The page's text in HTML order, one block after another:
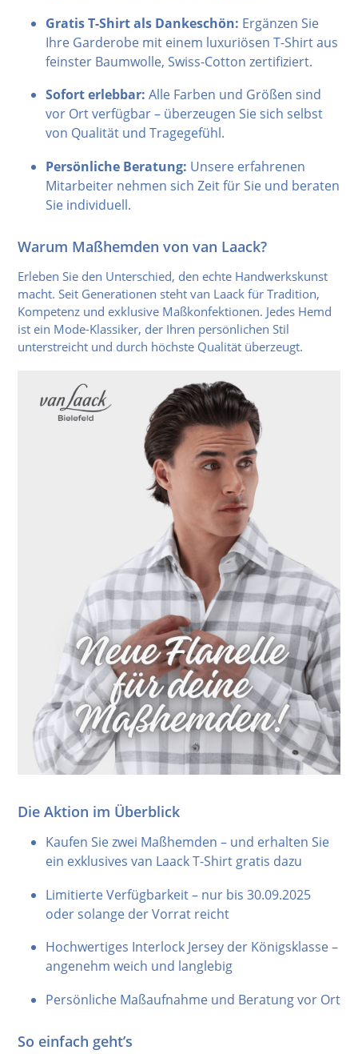
Gratis T-Shirt als Dankeschön: Ergänzen Sie
Ihre Garderobe mit einem luxuriösen T-Shirt aus
feinster Baumwolle, Swiss-Cotton zertifiziert.
Sofort erlebbar: Alle Farben und Größen sind
vor Ort verfügbar – überzeugen Sie sich selbst
von Qualität und Tragegefühl.
Persönliche Beratung: Unsere erfahrenen
Mitarbeiter nehmen sich Zeit für Sie und beraten
Sie individuell.
Warum Maßhemden von van Laack?
Erleben Sie den Unterschied, den echte Handwerkskunst
macht. Seit Generationen steht van Laack für Tradition,
Kompetenz und exklusive Maßkonfektionen. Jedes Hemd
ist ein Mode-Klassiker, der Ihren persönlichen Stil
unterstreicht und durch höchste Qualität überzeugt.
Die Aktion im Überblick
Kaufen Sie zwei Maßhemden – und erhalten Sie
ein exklusives van Laack T-Shirt gratis dazu
Limitierte Verfügbarkeit – nur bis 30.09.2025
oder solange der Vorrat reicht
Hochwertiges Interlock Jersey der Königsklasse –
angenehm weich und langlebig
Persönliche Maßaufnahme und Beratung vor Ort
So einfach geht’s